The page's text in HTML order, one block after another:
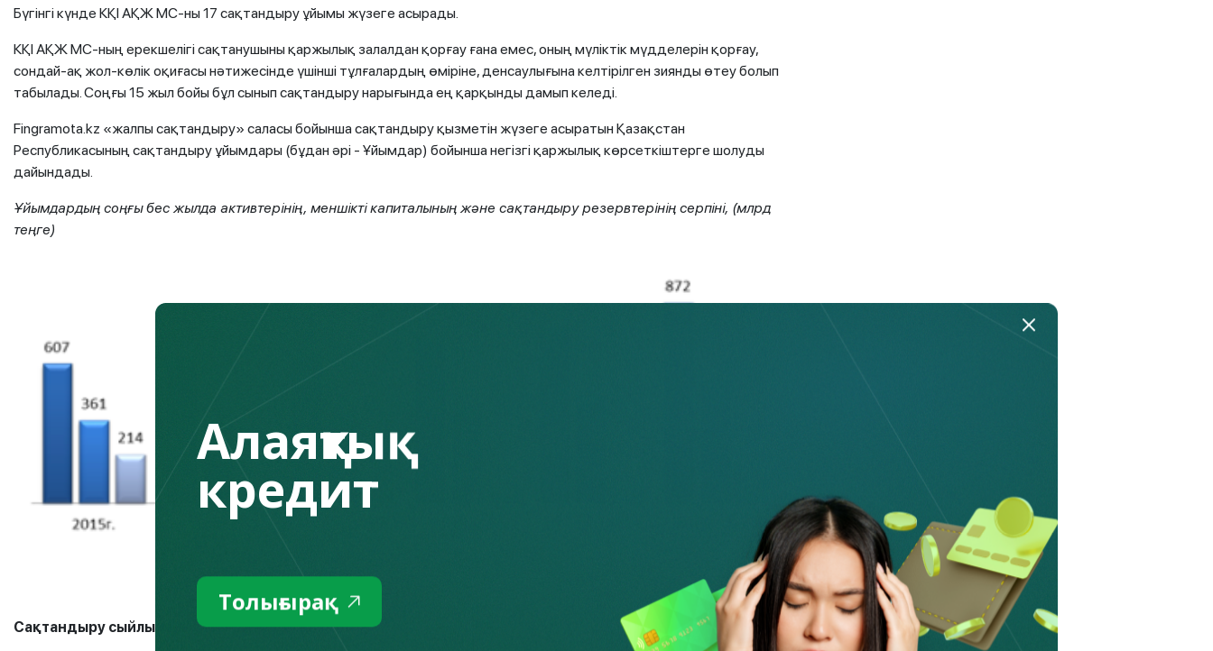
Бүгінгі күнде КҚІ АҚЖ МС-ны 17 сақтандыру ұйымы жүзеге асырады.
КҚІ АҚЖ МС-ның ерекшелігі сақтанушыны қаржылық залалдан қорғау ғана емес, оның мүліктік мүдделерін қорғау,
сондай-ақ жол-көлік оқиғасы нәтижесінде үшінші тұлғалардың өміріне, денсаулығына келтірілген зиянды өтеу болып
табылады. Соңғы 15 жыл бойы бұл сынып сақтандыру нарығында ең қарқынды дамып келеді.
Fingramota.kz «жалпы сақтандыру» саласы бойынша сақтандыру қызметін жүзеге асыратын Қазақстан
Республикасының сақтандыру ұйымдары (бұдан әрі - Ұйымдар) бойынша негізгі қаржылық көрсеткіштерге шолуды
дайындады.
Ұйымдардың соңғы бес жылда активтерінің, меншікті капиталының және сақтандыру резервтерінің серпіні, (млрд
теңге)
Сақтандыру сыйлықақыларының серпіні
Алаяқтық
кредит
Толығырақ